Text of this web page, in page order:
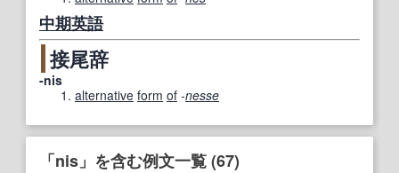
中期英語
接尾辞
-nis
alternative form of -nesse
「nis」を含む例文一覧 (67)